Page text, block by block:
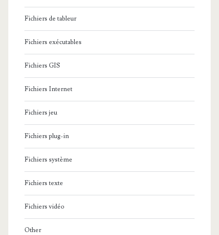
Fichiers de tableur
Fichiers exécutables
Fichiers GIS
Fichiers Internet
Fichiers jeu
Fichiers plug-in
Fichiers système
Fichiers texte
Fichiers vidéo
Other